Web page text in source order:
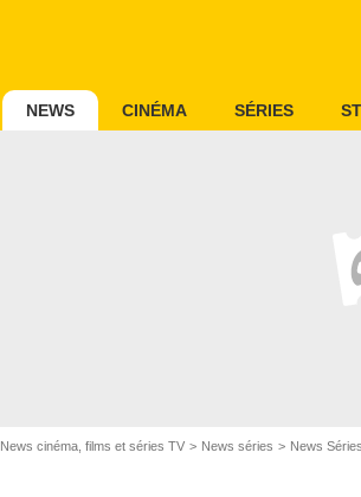
NEWS CINÉMA SÉRIES
News cinéma, films et séries TV News séries News